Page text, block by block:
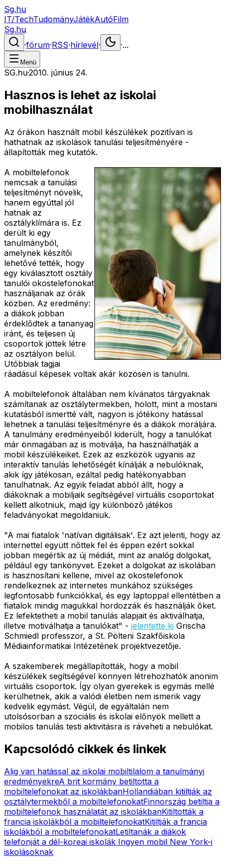
Sg.hu
IT/TechTudományJátékAutóFilm
Sg.hu
·fórum·RSS·hírlevél· ·...
Menü
SG.hu·2010. június 24.
Hasznos is lehet az iskolai
mobilhasználat
Az órákon használt mobil készülékek pozitívan is
hathatnak az iskolások tanulási teljesítményére -
állapították meg kutatók.
A mobiltelefonok
nemcsak a tanulási
teljesítményt növelik,
hanem egyúttal jól
hatnak az
osztályklímára is. Ez
derült ki egy
tanulmányból,
amelynek készítői
lehetővé tették, hogy
egy kiválasztott osztály
tanulói okostelefonokat
használjanak az órák
közben. Az eredmény:
a diákok jobban
érdeklődtek a tananyag
iránt, és teljesen új
csoportok jöttek létre
az osztályon belül.
Utóbbiak tagjai
ráadásul képesek voltak akár közösen is tanulni.
A mobiltelefonok általában nem kívánatos tárgyaknak
számítanak az osztálytermekben, holott, mint a mostani
kutatásból ismertté vált, nagyon is jótékony hatással
lehetnek a tanulási teljesítményre és a diákok moráljára.
A tanulmány eredményeiből kiderült, hogy a tanulókat
már önmagában az is motiválja, ha használhatják a
mobil készülékeiket. Ezek az eszközök ugyanis az
interaktív tanulás lehetőségét kínálják a nebulóknak,
akik így játékosan, ezáltal pedig hatékonyabban
tanulhatnak. Az egyik feladat abból állt, hogy a
diákoknak a mobiljaik segítségével virtuális csoportokat
kellett alkotniuk, majd így különböző játékos
feladványokat megoldaniuk.
"A mai fiatalok 'natívan digitálisak'. Ez azt jelenti, hogy az
internettel együtt nőttek fel és éppen ezért sokkal
jobban megértik az új médiát, mint az analóg dolgokat,
például egy tankönyvet. Ezeket a dolgokat az iskolában
is hasznosítani kellene, mivel az okostelefonok
rendelkeznek az internetes munkához szükséges
legfontosabb funkciókkal, és egy laptoppal ellentétben a
fiatalok mindig magukkal hordozzák és használják őket.
Ez lefektetheti a mobil tanulás alapjait és aktiválhatja,
illetve motiválhatja a tanulókat" - jelentette ki Grischa
Schmiedl professzor, a St. Pölteni Szakfőiskola
Médiainformatikai Intézetének projektvezetője.
A szakemberek megállapították, hogy a mobil
készülékek segítségével könnyen létrehozhatók anonim
virtuális csoportok. Így olyan gyerekek is egymás mellé
kerülhetnek, akik a valódi életben nem ismerik vagy
kedvelik egymást. Végül, de egyáltalán nem
utolsósorban a szociális és iskolai előnyök mellett a
mobilos tanulás testi aktivitásra is ráveheti a nebulókat.
Kapcsolódó cikkek és linkek
Alig van hatással az iskolai mobiltilalom a tanulmányi
eredményekreA brit kormány betiltotta a
mobiltelefonokat az iskolákbanHollandiában kitiltják az
osztálytermekből a mobiltelefonokatFinnország betiltja a
mobiltelefonok használatát az iskolákbanKitiltották a
francia iskolákból a mobiltelefonokatKitiltják a francia
iskolákból a mobiltelefonokatLetiltanák a diákok
telefonját a dél-koreai iskolák Ingyen mobil New York-i
iskolásoknak